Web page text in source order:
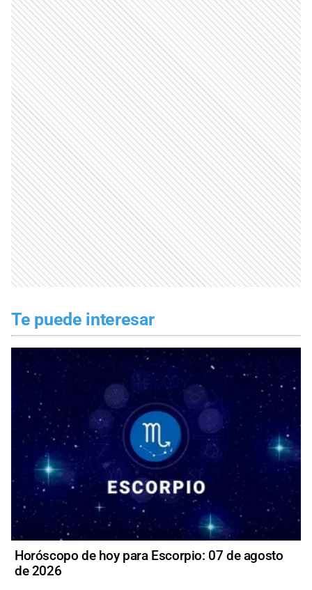
Te puede interesar
Horóscopo de hoy para Escorpio: 07 de agosto
de 2026